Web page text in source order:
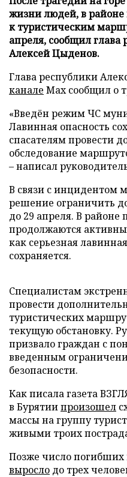
жизни людей, в
к туристическим
апреля, сообщил глава
Алексей Цыденов.
Глава республики
канале Max сообщил о
«Введён режим ЧС
Лавинная опасность
спасателям провести
обследование
– написал
В связи с инцидентом
решение ограничить
до 29 апреля. В районе
продолжаются
как серьезная
сохраняется.
Специалистам
провести
туристических
текущую обстановку.
призвало граждан с
введенным
безопасности.
Как писала газета
в Бурятиипроизошел
массы на группу
живыми троих
Позже число
выросло до трех